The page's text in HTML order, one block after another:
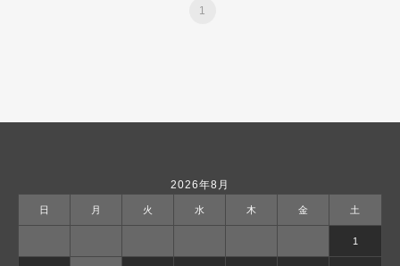
1
2026年8月
日 月 火 水 木 金 土
1